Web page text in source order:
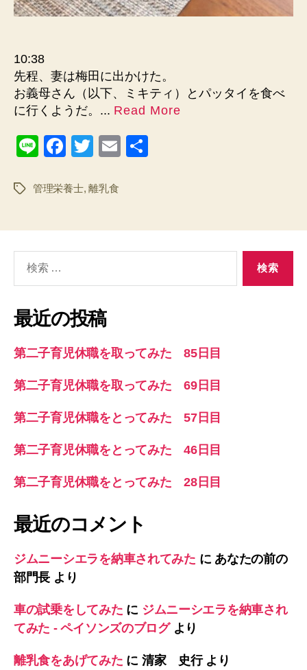
10:38
先程、妻は梅田に出かけた。
お義母さん（以下、ミキティ）とパッタイを食べ
に行くようだ。... Read More
Li
e
F
c
b
o
T
tt
E
タ
管理栄養士,離乳食
象:
最近の投稿
第二子育児休職を取ってみた 85日目
第二子育児休職を取ってみた 69日目
第二子育児休職をとってみた 57日目
第二子育児休職をとってみた 46日目
第二子育児休職をとってみた 28日目
最近のコメント
ジムニーシエラを納車されてみた に あなたの前の
部門長 より
車の試乗をしてみた に ジムニーシエラを納車され
てみた - ペイソンズのブログより
離乳食をあげてみた に 清家 史行より